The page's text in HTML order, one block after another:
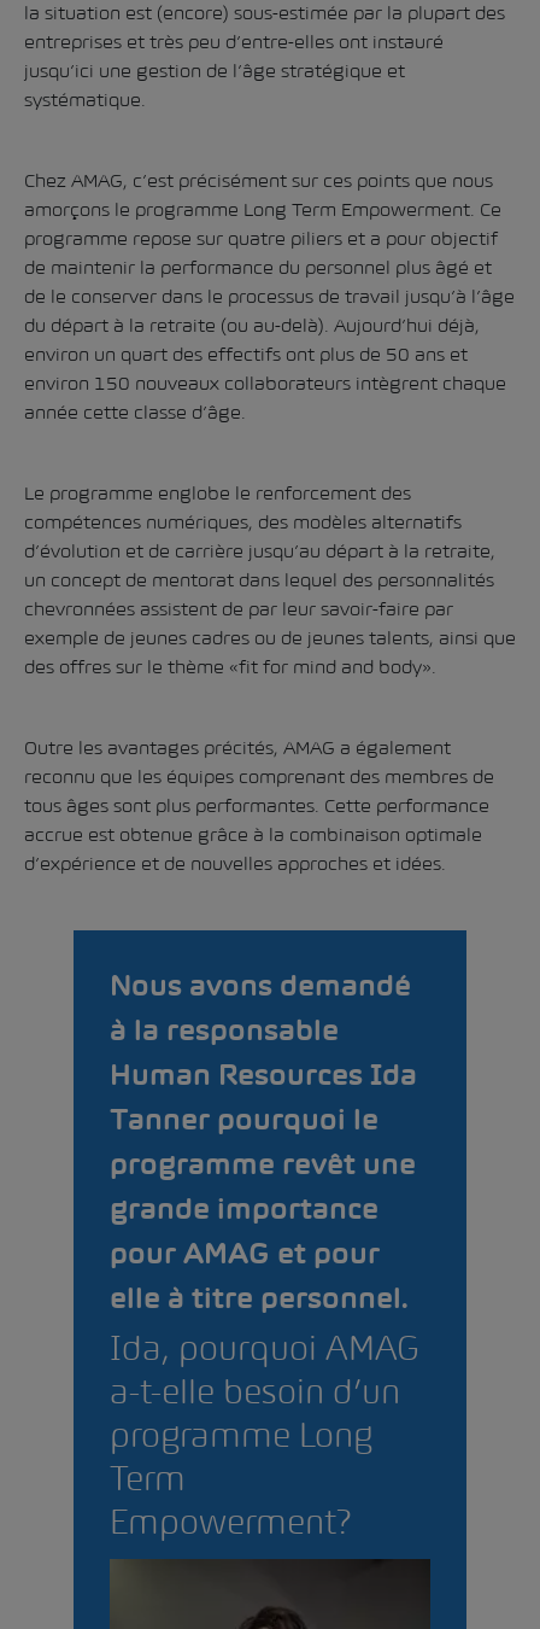
la situation est (encore) sous-estimée par la plupart des
entreprises et très peu d’entre-elles ont instauré
jusqu’ici une gestion de l’âge stratégique et
systématique.
Chez AMAG, c’est précisément sur ces points que nous
amorçons le programme Long Term Empowerment. Ce
programme repose sur quatre piliers et a pour objectif
de maintenir la performance du personnel plus âgé et
de le conserver dans le processus de travail jusqu’à l’âge
du départ à la retraite (ou au-delà). Aujourd’hui déjà,
environ un quart des effectifs ont plus de 50 ans et
environ 150 nouveaux collaborateurs intègrent chaque
année cette classe d’âge.
Le programme englobe le renforcement des
compétences numériques, des modèles alternatifs
d’évolution et de carrière jusqu’au départ à la retraite,
un concept de mentorat dans lequel des personnalités
chevronnées assistent de par leur savoir-faire par
exemple de jeunes cadres ou de jeunes talents, ainsi que
des offres sur le thème «fit for mind and body».
Outre les avantages précités, AMAG a également
reconnu que les équipes comprenant des membres de
tous âges sont plus performantes. Cette performance
accrue est obtenue grâce à la combinaison optimale
d’expérience et de nouvelles approches et idées.
Nous avons demandé
à la responsable
Human Resources Ida
Tanner pourquoi le
programme revêt une
grande importance
pour AMAG et pour
elle à titre personnel.
Ida, pourquoi AMAG
a-t-elle besoin d’un
programme Long
Term
Empowerment?